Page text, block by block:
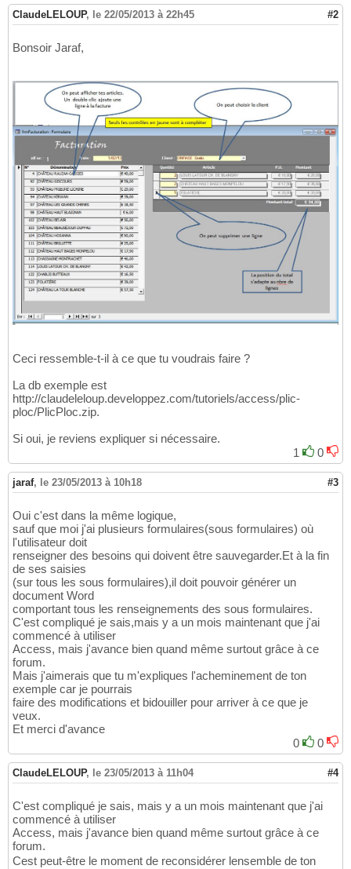
ClaudeLELOUP, le 22/05/2013 à 22h45 #2
Bonsoir Jaraf,
Ceci ressemble-t-il à ce que tu voudrais faire ?
La db exemple est
http://claudeleloup.developpez.com/tutoriels/access/plic-
ploc/PlicPloc.zip.
Si oui, je reviens expliquer si nécessaire.
1
0
jaraf, le 23/05/2013 à 10h18 #3
Oui c'est dans la même logique,
sauf que moi j'ai plusieurs formulaires(sous formulaires) où
l'utilisateur doit
renseigner des besoins qui doivent être sauvegarder.Et à la fin
de ses saisies
(sur tous les sous formulaires),il doit pouvoir générer un
document Word
comportant tous les renseignements des sous formulaires.
C'est compliqué je sais,mais y a un mois maintenant que j'ai
commencé à utiliser
Access, mais j'avance bien quand même surtout grâce à ce
forum.
Mais j'aimerais que tu m'expliques l'acheminement de ton
exemple car je pourrais
faire des modifications et bidouiller pour arriver à ce que je
veux.
Et merci d'avance
0
0
ClaudeLELOUP, le 23/05/2013 à 11h04 #4
C'est compliqué je sais, mais y a un mois maintenant que j'ai
commencé à utiliser
Access, mais j'avance bien quand même surtout grâce à ce
forum.
Cest peut-être le moment de reconsidérer lensemble de ton